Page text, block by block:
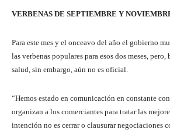
VERBENAS DE SEPTIEMBRE Y
Para este mes y el onceavo del año el gobierno
las verbenas populares para esos dos meses,
salud, sin embargo, aún no es oficial.
“Hemos estado en comunicación en constante
organizan a los comerciantes para tratar las
intención no es cerrar o clausurar negociaciones